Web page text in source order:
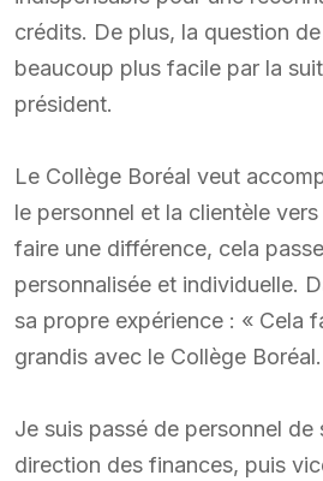
crédits. De plus, la question
beaucoup plus facile par la
président.
Le Collège Boréal veut
le personnel et la clientèle
faire une différence, cela
personnalisée et individuelle.
sa propre expérience : « Cela
grandis avec le Collège Boréal.
Je suis passé de personnel de
direction des finances, puis